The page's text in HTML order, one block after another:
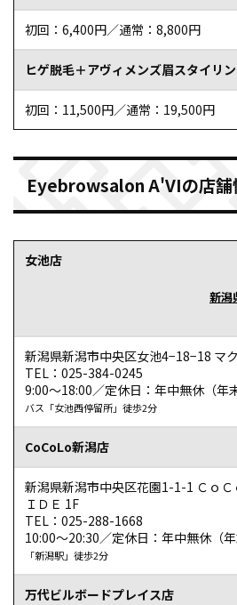
初回：6,400円／通常：8,800円
ヒゲ脱毛＋アヴィメンズ眉スタイリ
初回：11,500円／通常：19,500円
Eyebrowsalon A'VIの店舗
女池店
新潟
新潟県新潟市中央区女池4−18−18 マ
TEL：025-384-0245
9:00～18:00／定休日：年中無休（年
バス「女池西停留所」徒歩2分
CoCoLo新潟店
新潟県新潟市中央区花園1-1-1 ＣｏＣ
ＩＤＥ 1F
TEL：025-288-1668
10:00～20:30／定休日：年中無休（年
「新潟駅」徒歩2分
万代ビルボードプレイス店